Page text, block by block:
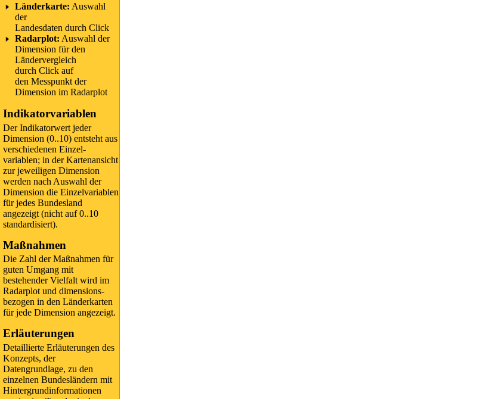
Länderkarte: Auswahl
der
Landesdaten durch Click
Radarplot: Auswahl der
Dimension für den
Ländervergleich
durch Click auf
den Messpunkt der
Dimension im Radarplot
Indikatorvariablen
Der Indikatorwert jeder
Dimension (0..10) entsteht aus
verschie­denen Einzel­
variablen; in der Kartenansicht
zur jeweiligen Dimension
werden nach Auswahl der
Dimension die Einzel­variablen
für jedes Bundesland
angezeigt (nicht auf 0..10
standardisiert).
Maßnahmen
Die Zahl der Maßnahmen für
guten Umgang mit
bestehender Vielfalt wird im
Radarplot und dimensions-
bezogen in den Länderkarten
für jede Dimension angezeigt.
Erläuterungen
Detaillierte Erläuterungen des
Konzepts, der
Datengrundlage, zu den
einzelnen Bundesländern mit
Hintergrundinformationen